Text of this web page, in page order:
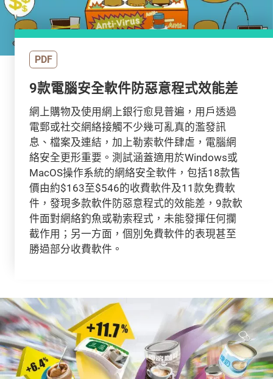
PDF
9款電腦安全軟件防惡意程式效能差
網上購物及使用網上銀行愈見普遍，用戶透過
電郵或社交網絡接觸不少幾可亂真的濫發訊
息、檔案及連結，加上勒索軟件肆虐，電腦網
絡安全更形重要。測試涵蓋適用於Windows或
MacOS操作系統的網絡安全軟件，包括18款售
價由約$163至$546的收費軟件及11款免費軟
件，發現多款軟件防惡意程式的效能差，9款軟
件面對網絡釣魚或勒索程式，未能發揮任何攔
截作用；另一方面，個別免費軟件的表現甚至
勝過部分收費軟件。